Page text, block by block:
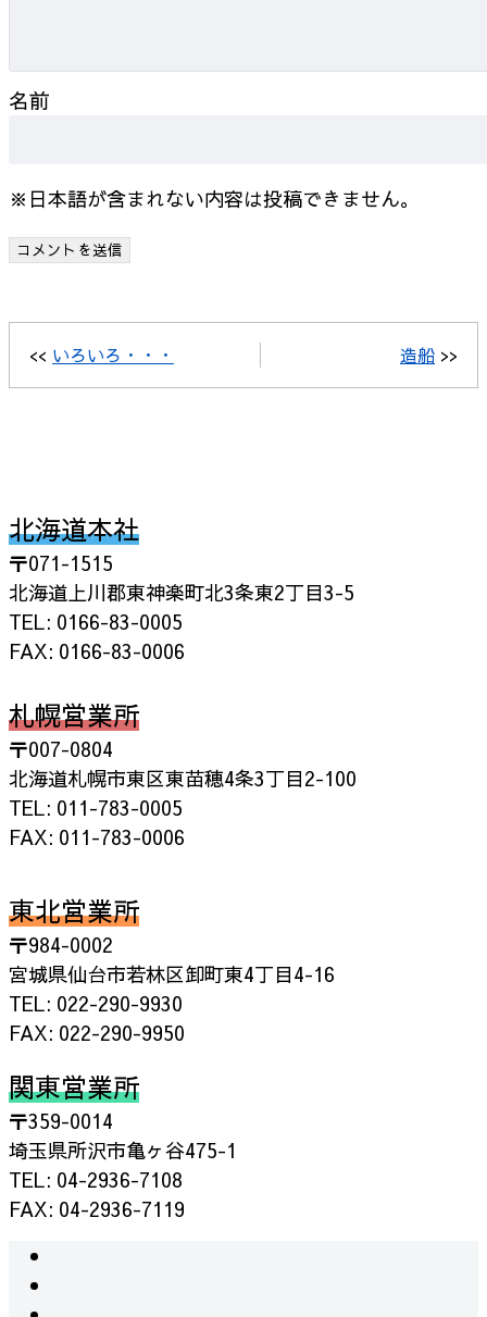
名前
※日本語が含まれない内容は投稿できません。
<< いろいろ・・・ 造船 >>
北海道本社
〒071-1515
北海道上川郡東神楽町北3条東2丁目3-5
TEL: 0166-83-0005
FAX: 0166-83-0006
札幌営業所
〒007-0804
北海道札幌市東区東苗穂4条3丁目2-100
TEL: 011-783-0005
FAX: 011-783-0006
東北営業所
〒984-0002
宮城県仙台市若林区卸町東4丁目4-16
TEL: 022-290-9930
FAX: 022-290-9950
関東営業所
〒359-0014
埼玉県所沢市亀ヶ谷475-1
TEL: 04-2936-7108
FAX: 04-2936-7119